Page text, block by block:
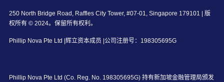
250 North Bridge Road, Raffles City Tower, #07-01, Singapore 179101 | 版
权所有 © 2024。保留所有权利。
Phillip Nova Pte Ltd |辉立资本成员 |公司注册号：198305695G
Phillip Nova Pte Ltd (Co. Reg. No. 198305695G) 持有新加坡金融管理局颁发